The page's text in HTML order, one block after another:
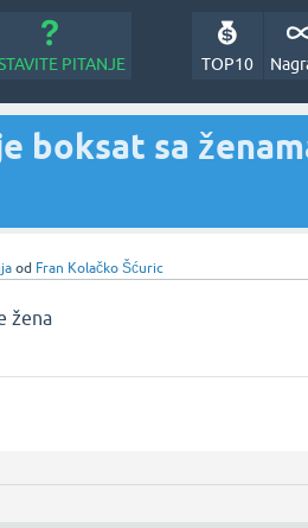
PITANJE TOP10
boksat sa
od Fran Kolačko Šćuric
žena